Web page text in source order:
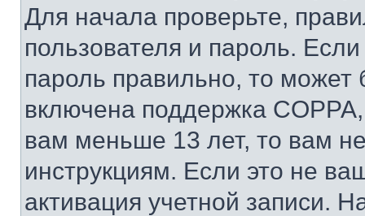
Для начала проверьте,
пользователя и пароль.
пароль правильно, то может
включена поддержка
вам меньше 13 лет, то вам
инструкциям. Если это не
активация учетной записи.